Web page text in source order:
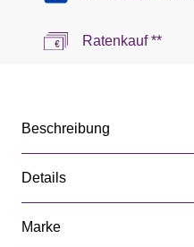
Ratenkauf **
Beschreibung
Details
Marke